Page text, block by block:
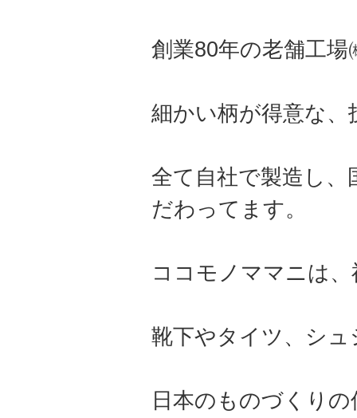
創業80年の老舗工
細かい柄が得意な
全て自社で製造し、
だわってます。
ココモノママニは
靴下やタイツ、シ
日本のものづくり